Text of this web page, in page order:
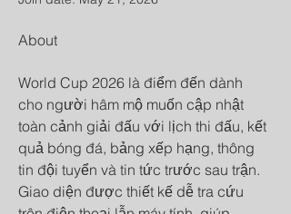
About
World Cup 2026 là điểm đến dành
cho người hâm mộ muốn cập nhật
toàn cảnh giải đấu với lịch thi đấu, kết
quả bóng đá, bảng xếp hạng, thông
tin đội tuyển và tin tức trước sau trận.
Giao diện được thiết kế dễ tra cứu